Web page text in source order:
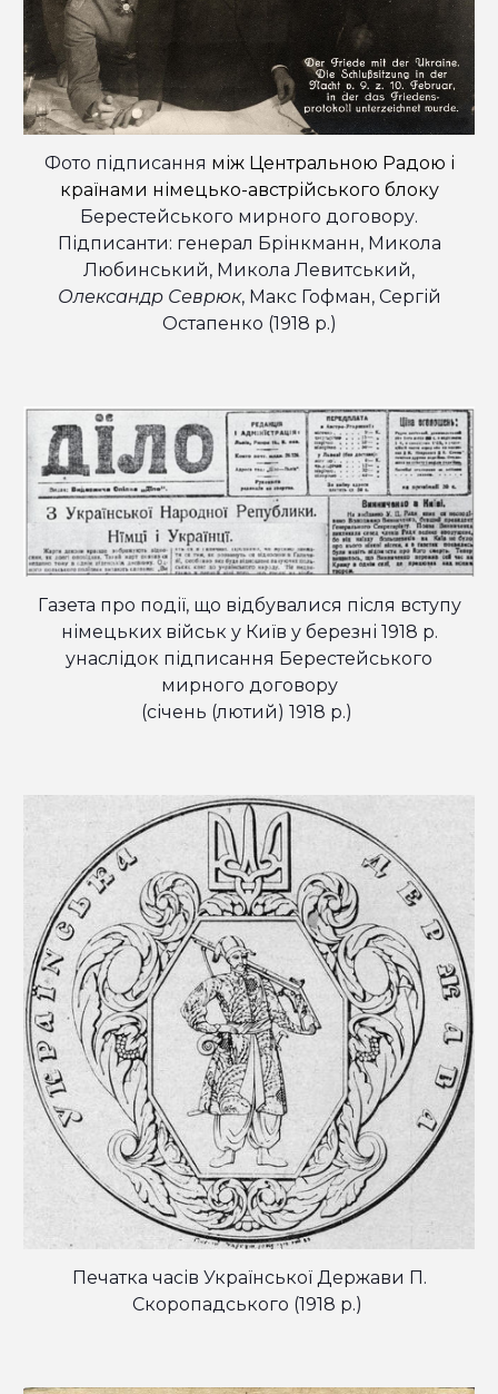
Фото підписання між Центральною Радою і
країнами німецько-австрійського блоку
Берестейського мирного договору.
Підписанти: генерал Брінкманн, Микола
Любинський, Микола Левитський,
Олександр Севрюк, Макс Гофман, Сергій
Остапенко (1918 р.)
Газета про події, що відбувалися після вступу
німецьких військ у Київ у березні 1918 р.
унаслідок підписання Берестейського
мирного договору
(січень (лютий) 1918 р.)
Печатка часів Української Держави П.
Скоропадського (1918 р.)